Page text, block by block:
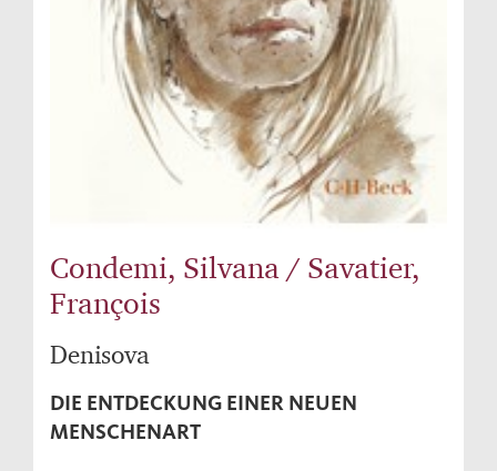
Condemi, Silvana / Savatier,
François
Denisova
DIE ENTDECKUNG EINER NEUEN
MENSCHENART